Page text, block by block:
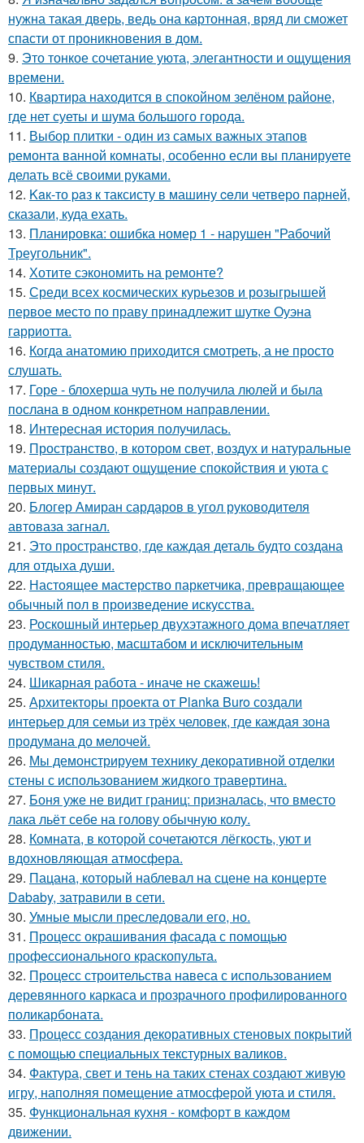
нужна такая дверь, ведь она картонная, вряд ли сможет
спасти от проникновения в дом.
9. Это тонкое сочетание уюта, элегантности и ощущения
времени.
10. Квартира находится в спокойном зелёном районе,
где нет суеты и шума большого города.
11. Выбор плитки - один из самых важных этапов
ремонта ванной комнаты, особенно если вы планируете
делать всё своими руками.
12. Kaк-то paз к таксисту в машину ceли четверо парней,
сказали, куда ехать.
13. Планировка: ошибка номер 1 - нарушен "Рабочий
Треугольник".
14. Хотите сэкономить на ремонте?
15. Среди всех космических курьезов и розыгрышей
первое место по праву принадлежит шутке Оуэна
гарриотта.
16. Когда анатомию приходится смотреть, а не просто
слушать.
17. Горе - блохерша чуть не получила люлей и была
послана в одном конкретном направлении.
18. Интересная история получилась.
19. Пространство, в котором свет, воздух и натуральные
материалы создают ощущение спокойствия и уюта с
первых минут.
20. Блогер Амиран сардаров в угол руководителя
автоваза загнал.
21. Это пространство, где каждая деталь будто создана
для отдыха души.
22. Настоящее мастерство паркетчика, превращающее
обычный пол в произведение искусства.
23. Роскошный интерьер двухэтажного дома впечатляет
продуманностью, масштабом и исключительным
чувством стиля.
24. Шикарная работа - иначе не скажешь!
25. Архитекторы проекта от Planka Buro создали
интерьер для семьи из трёх человек, где каждая зона
продумана до мелочей.
26. Мы демонстрируем технику декоративной отделки
стены с использованием жидкого травертина.
27. Боня уже не видит границ: призналась, что вместо
лака льёт себе на голову обычную колу.
28. Комната, в которой сочетаются лёгкость, уют и
вдохновляющая атмосфера.
29. Пацана, который наблевал на сцене на концерте
Dababy, затравили в сети.
30. Умные мысли преследовали его, но.
31. Процесс окрашивания фасада с помощью
профессионального краскопульта.
32. Процесс строительства навеса с использованием
деревянного каркаса и прозрачного профилированного
поликарбоната.
33. Процесс создания декоративных стеновых покрытий
с помощью специальных текстурных валиков.
34. Фактура, свет и тень на таких стенах создают живую
игру, наполняя помещение атмосферой уюта и стиля.
35. Функциональная кухня - комфорт в каждом
движении.